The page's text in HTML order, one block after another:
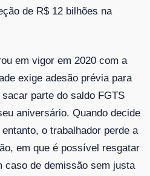
de R$ 12 bilhões na
em vigor em 2020 com a
exige adesão prévia para
parte do saldo FGTS
aniversário. Quando decide
o trabalhador perde a
em que é possível resgatar
caso de demissão sem justa